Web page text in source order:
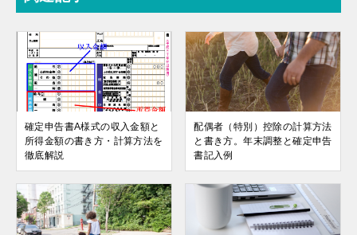
確定申告書A様式の収入金額と
所得金額の書き方・計算方法を
徹底解説
配偶者（特別）控除の計算方法
と書き方。年末調整と確定申告
書記入例